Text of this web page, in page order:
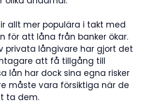
allt mer populära i takt med
för att låna från banker ökar.
privata långivare har gjort det
att få tillgång till
lån har dock sina egna risker
måste vara försiktiga när de
ta dem.